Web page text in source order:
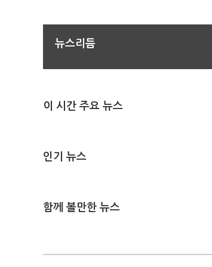
뉴스리듬
이 시간 주요 뉴스
인기 뉴스
함께 볼만한 뉴스